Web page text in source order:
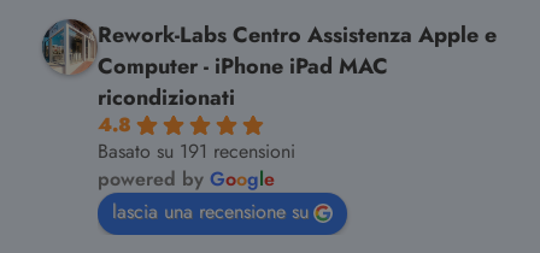
Rework-Labs Centro Assistenza Apple e
Computer - iPhone iPad MAC
ricondizionati
4.8
Basato su 191 recensioni
powered by Google
lascia una recensione su